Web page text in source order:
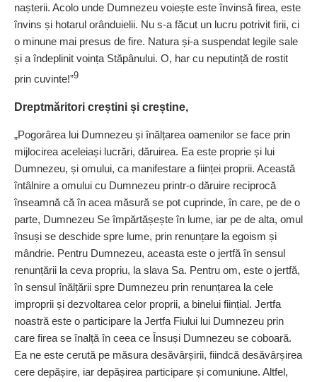
nașterii. Acolo unde Dumnezeu voiește este învinsă firea, este
învins și hotarul orânduielii. Nu s-a făcut un lucru potrivit firii, ci
o minune mai presus de fire. Natura și-a suspendat legile sale
și a îndeplinit voința Stăpânului. O, har cu neputință de rostit
prin cuvinte!”9
Dreptmăritori creștini și creștine,
„Pogorârea lui Dumnezeu și înălțarea oamenilor se face prin
mijlocirea aceleiași lucrări, dăruirea. Ea este proprie și lui
Dumnezeu, și omului, ca manifestare a ființei proprii. Această
întâlnire a omului cu Dumnezeu printr-o dăruire reciprocă
înseamnă că în acea măsură se pot cuprinde, în care, pe de o
parte, Dumnezeu Se împărtă­șește în lume, iar pe de alta, omul
însuși se deschide spre lume, prin re­nunțare la egoism și
mândrie. Pentru Dumnezeu, aceasta este o jertfă în sensul
renunțării la ceva propriu, la slava Sa. Pentru om, este o jertfă,
în sensul înăl­țării spre Dumnezeu prin renun­țarea la cele
improprii și dezvoltarea celor proprii, a binelui fi­ințial. Jertfa
noastră este o participare la Jertfa Fiului lui Dumnezeu prin
care firea se înalță în ceea ce Însuși Dumnezeu se coboară.
Ea ne este cerută pe măsura desăvârșirii, fiindcă desăvârși­rea
cere depășire, iar depășirea participare și comuniune. Altfel,